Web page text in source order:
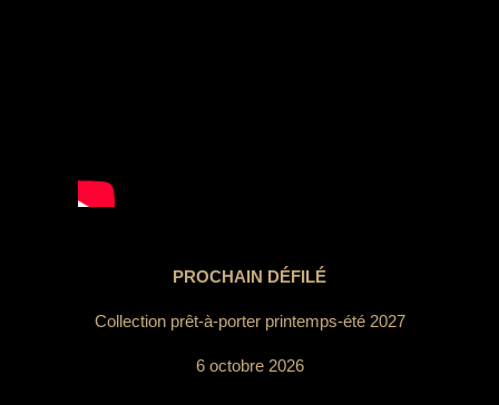
PROCHAIN DÉFILÉ
Collection prêt-à-porter printemps-été 2027
6 octobre 2026